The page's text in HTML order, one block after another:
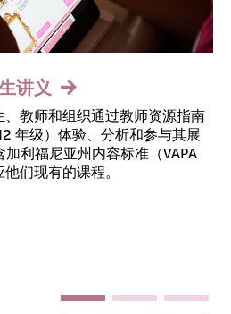
讲义
、教师和组织通过教师资源指南
年级）体验、分析和参与其展
利福尼亚州内容标准（VAPA
们现有的课程。